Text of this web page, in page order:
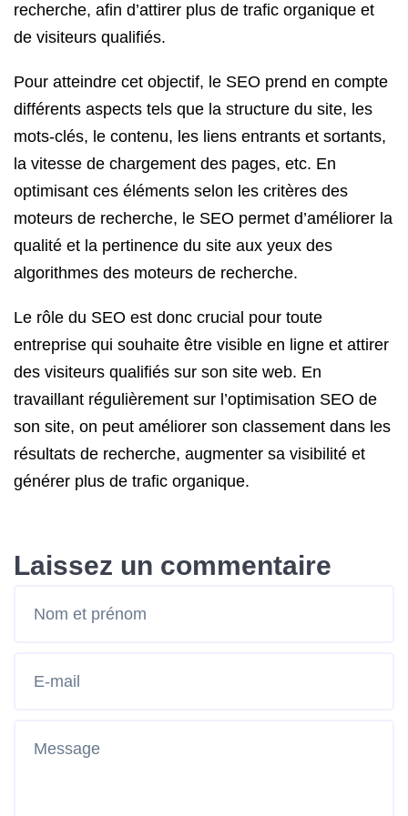
recherche, afin d’attirer plus de trafic organique et
de visiteurs qualifiés.
Pour atteindre cet objectif, le SEO prend en compte
différents aspects tels que la structure du site, les
mots-clés, le contenu, les liens entrants et sortants,
la vitesse de chargement des pages, etc. En
optimisant ces éléments selon les critères des
moteurs de recherche, le SEO permet d’améliorer la
qualité et la pertinence du site aux yeux des
algorithmes des moteurs de recherche.
Le rôle du SEO est donc crucial pour toute
entreprise qui souhaite être visible en ligne et attirer
des visiteurs qualifiés sur son site web. En
travaillant régulièrement sur l’optimisation SEO de
son site, on peut améliorer son classement dans les
résultats de recherche, augmenter sa visibilité et
générer plus de trafic organique.
Laissez un commentaire